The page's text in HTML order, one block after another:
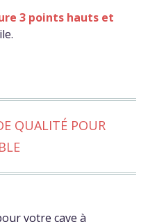
3 points hauts et
QUALITÉ POUR
votre cave à